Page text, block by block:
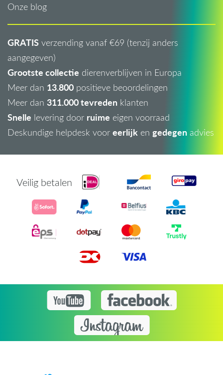
Onze blog
GRATIS verzending vanaf €69 (tenzij anders
aangegeven)
Grootste collectie dierenverblijven in Europa
Meer dan 13.800 positieve beoordelingen
Meer dan 311.000 tevreden klanten
Snelle levering door ruime eigen voorraad
Deskundige helpdesk voor eerlijk en gedegen advies
Veilig betalen